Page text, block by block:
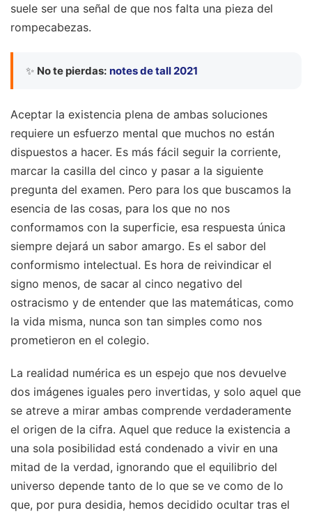
suele ser una señal de que nos falta una pieza del
rompecabezas.
✨ No te pierdas: notes de tall 2021
Aceptar la existencia plena de ambas soluciones
requiere un esfuerzo mental que muchos no están
dispuestos a hacer. Es más fácil seguir la corriente,
marcar la casilla del cinco y pasar a la siguiente
pregunta del examen. Pero para los que buscamos la
esencia de las cosas, para los que no nos
conformamos con la superficie, esa respuesta única
siempre dejará un sabor amargo. Es el sabor del
conformismo intelectual. Es hora de reivindicar el
signo menos, de sacar al cinco negativo del
ostracismo y de entender que las matemáticas, como
la vida misma, nunca son tan simples como nos
prometieron en el colegio.
La realidad numérica es un espejo que nos devuelve
dos imágenes iguales pero invertidas, y solo aquel que
se atreve a mirar ambas comprende verdaderamente
el origen de la cifra. Aquel que reduce la existencia a
una sola posibilidad está condenado a vivir en una
mitad de la verdad, ignorando que el equilibrio del
universo depende tanto de lo que se ve como de lo
que, por pura desidia, hemos decidido ocultar tras el